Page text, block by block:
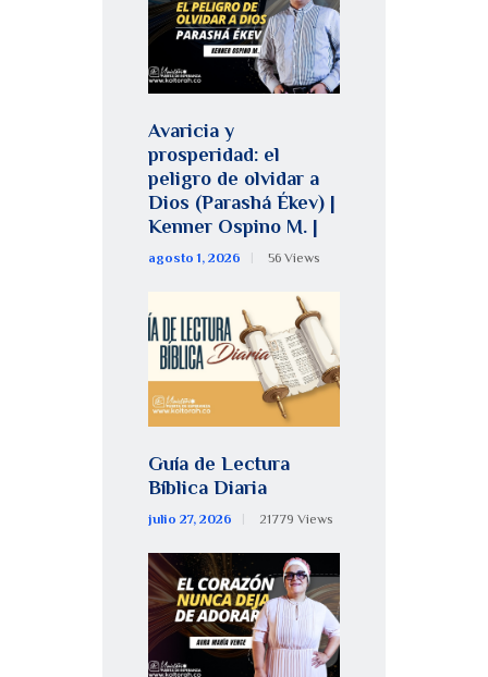
Avaricia y
prosperidad: el
peligro de olvidar a
Dios (Parashá Ékev) |
Kenner Ospino M. |
agosto 1, 2026 56 Views
Guía de Lectura
Bíblica Diaria
julio 27, 2026 21779 Views